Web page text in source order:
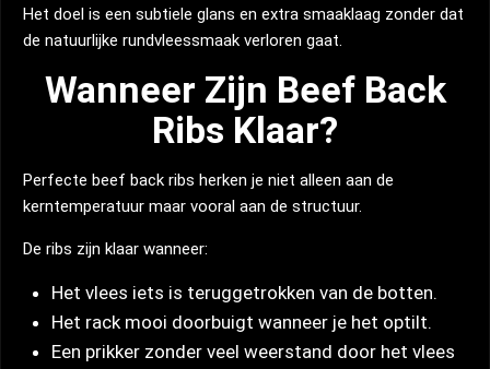
Het doel is een subtiele glans en extra smaaklaag zonder dat
de natuurlijke rundvleessmaak verloren gaat.
Wanneer Zijn Beef Back
Ribs Klaar?
Perfecte beef back ribs herken je niet alleen aan de
kerntemperatuur maar vooral aan de structuur.
De ribs zijn klaar wanneer:
Het vlees iets is teruggetrokken van de botten.
Het rack mooi doorbuigt wanneer je het optilt.
Een prikker zonder veel weerstand door het vlees